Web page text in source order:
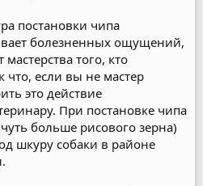
постановки чипа
болезненных ощущений,
мастерства того, кто
что, если вы не мастер
это действие
При постановке чипа
больше рисового зерна)
шкуру собаки в районе